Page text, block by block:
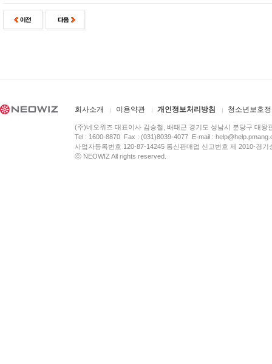
회사소개 이용약관 개인정보처리방침 청소년보호
(주)네오위즈 대표이사 김승철, 배태근 경기도 성남시 분당구 대왕
Tel : 1600-8870 Fax : (031)8039-4077 E-mail :
사업자등록번호 120-87-14245 통신판매업 신고번호 제 2010-경
ⓒ NEOWIZ All rights reserved.